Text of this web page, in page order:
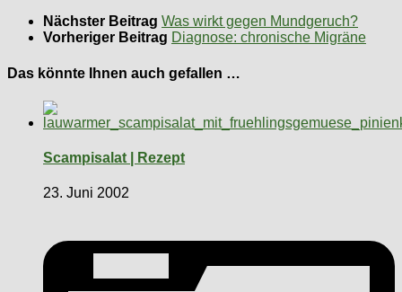
Nächster Beitrag Was wirkt gegen Mundgeruch?
Vorheriger Beitrag Diagnose: chronische Migräne
Das könnte Ihnen auch gefallen …
Scampisalat | Rezept
23. Juni 2002